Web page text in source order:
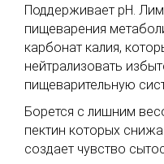
Поддерживает рН.
пищеварения
карбонат калия,
нейтрализовать
пищеварительную
Борется с лишним
пектин которых
создает чувство